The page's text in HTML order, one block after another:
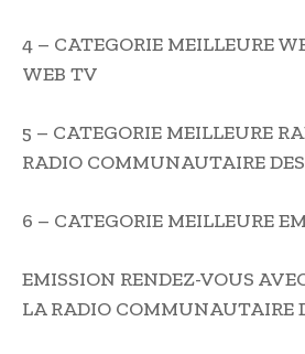
4 – CATEGORIE MEILLEURE
WEB TV
5 – CATEGORIE MEILLEURE
RADIO COMMUNAUTAIRE
6 – CATEGORIE MEILLEURE
EMISSION RENDEZ-VOUS
LA RADIO COMMUNAUTAIRE